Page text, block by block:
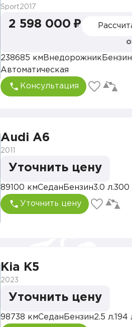
Sport2017
2 598 000 ₽
238685 км Внедорожник Бензин
Автоматическая
Консультация
Audi A6
2011
Уточнить цену
89100 кмСедан Бензин3.0 л.300
Уточнить цену
Kia K5
2023
Уточнить цену
98738 кмСедан Бензин2.5 л. 194